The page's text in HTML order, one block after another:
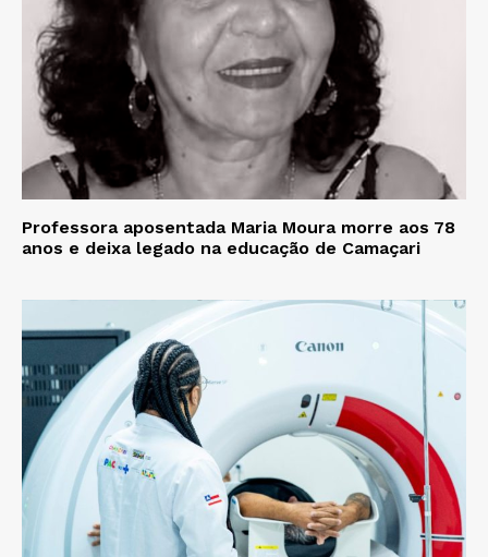
Professora aposentada Maria Moura morre aos 78
anos e deixa legado na educação de Camaçari